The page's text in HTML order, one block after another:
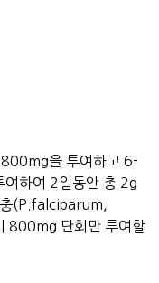
을 투여하고 6-
하여 2일동안 총 2g
충(P.falciparum,
800mg 단회만 투여할